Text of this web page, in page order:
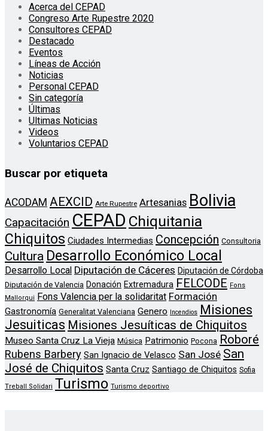
Acerca del CEPAD
Congreso Arte Rupestre 2020
Consultores CEPAD
Destacado
Eventos
Líneas de Acción
Noticias
Personal CEPAD
Sin categoría
Últimas
Ultimas Noticias
Videos
Voluntarios CEPAD
Buscar por etiqueta
ACODAM AEXCID Arte Rupestre Artesanias Bolivia
Capacitación CEPAD Chiquitania
Chiquitos Ciudades Intermedias Concepción Consultoria
Cultura Desarrollo Económico Local
Desarrollo Local Diputación de Cáceres Diputación de Córdoba
Diputación de Valencia Donación Extremadura FELCODE Fons
Mallorqui
Fons Valencia per la solidaritat Formación
Gastronomía Generalitat Valenciana Genero Incendios
Misiones
Jesuiticas Misiones Jesuíticas de Chiquitos
Museo Santa Cruz La Vieja Música Patrimonio Pocona Roboré
Rubens Barbery San Ignacio de Velasco San José San
José de Chiquitos Santa Cruz Santiago de Chiquitos Sofia
Treball Solidari Turismo Turismo deportivo